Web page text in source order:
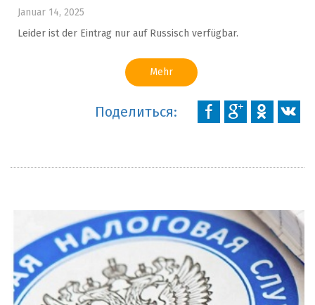
Januar 14, 2025
Leider ist der Eintrag nur auf Russisch verfügbar.
Mehr
Поделиться: